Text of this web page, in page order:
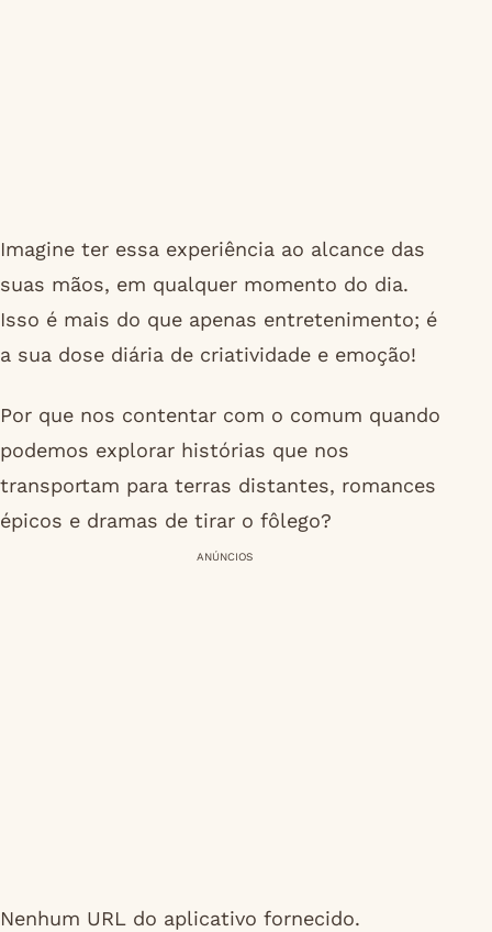
Imagine ter essa experiência ao alcance das
suas mãos, em qualquer momento do dia.
Isso é mais do que apenas entretenimento; é
a sua dose diária de criatividade e emoção!
Por que nos contentar com o comum quando
podemos explorar histórias que nos
transportam para terras distantes, romances
épicos e dramas de tirar o fôlego?
ANÚNCIOS
Nenhum URL do aplicativo fornecido.